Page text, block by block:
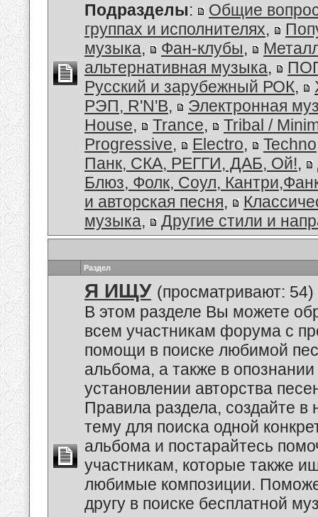
Подразделы:
Общие
группах и исполнителях,
музыка, Фан-клубы,
альтернативная музыка,
Русский и зарубежный РОК,
РЭП, R'N'B,
Электронная
House, Trance,
Tribal /
Progressive, Electro, Techno
Панк, СКА, РЕГГИ, ДАБ, Ой!,
Блюз, Фолк, Соул,
и авторская песня,
музыка, Другие стили и
Раздел
Я ИЩУ (просматривают: 54)
В этом разделе Вы можете
всем участникам форума с
помощи в поиске любимой
альбома, а также в опознании
установлении авторства
Правила раздела, создайте в
тему для поиска одной
альбома и постарайтесь
участникам, которые также
любимые композиции.
другу в поиске бесплатной